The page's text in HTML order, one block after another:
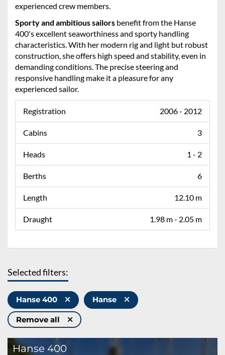
experienced crew members.
Sporty and ambitious sailors benefit from the Hanse
400's excellent seaworthiness and sporty handling
characteristics. With her modern rig and light but robust
construction, she offers high speed and stability, even in
demanding conditions. The precise steering and
responsive handling make it a pleasure for any
experienced sailor.
Registration 2006 - 2012
Cabins 3
Heads 1 - 2
Berths 6
Length 12.10 m
Draught 1.98 m - 2.05 m
Selected filters:
Hanse 400 Hanse
Remove all
Hanse 400